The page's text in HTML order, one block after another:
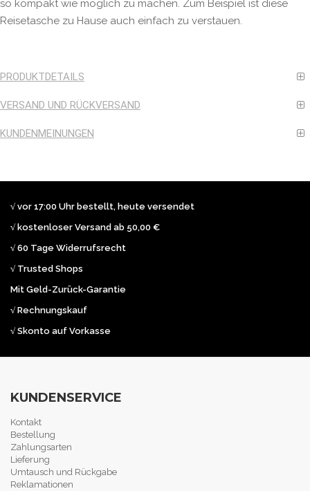
so kompakt wie möglich zu machen. Zum Beispiel ist diese
Reisetasche zu Hause auch einfach zu verstauen.
PRODUKTDETAILS
VERSAND UND RÜCKVERSAND
KUNDENMEINUNGEN
√ vor 17:00 Uhr bestellt, heute versendet
√ kostenloser Versand ab 50,00 €
√ 60 Tage Widerrufsrecht
√ Trusted Shops
Mit Geld-Zurück-Garantie
√ Rechnungskauf
√ Skonto auf Vorkasse
KUNDENSERVICE
Kontakt
Bestellung
Zahlungsarten
Lieferung
Umtausch und Rückgabe
Reklamationen